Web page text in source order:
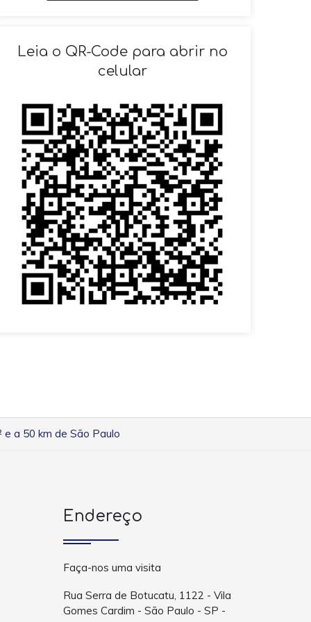
VOLTAR
Leia o QR-Code para abrir no
celular
e a 50 km de São Paulo
Endereço
Faça-nos uma visita
Rua Serra de Botucatu, 1122 - Vila
Gomes Cardim - São Paulo - SP -